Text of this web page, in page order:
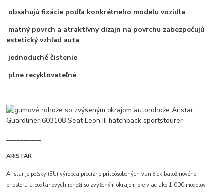
obsahujú fixácie podľa konkrétneho modelu vozidla
matný povrch a atraktívny dizajn na povrchu zabezpečujú
estetický vzhľad auta
jednoduché čistenie
plne recyklovateľné
ARISTAR
Aristar je poľský (EÚ) výrobca precízne prispôsobených vaničiek batožinového
priestoru a podlahových rohoží so zvýšeným okrajom pre viac ako 1 000 modelov